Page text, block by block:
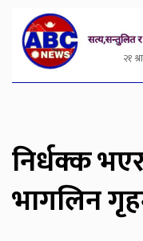
२१
निर्धक्क
भागलिन